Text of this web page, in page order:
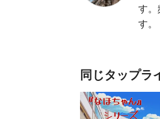
す。
す
同じタップラ